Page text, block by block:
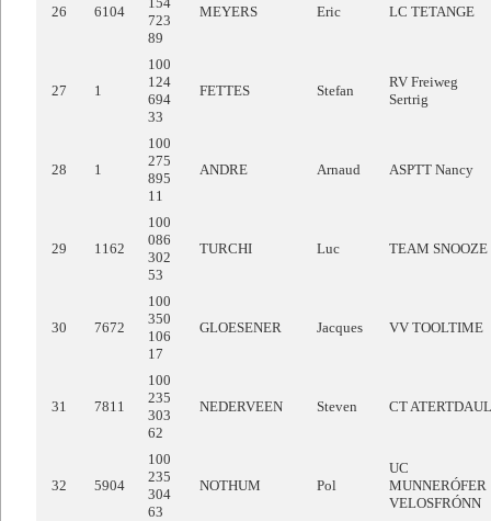
26 6104
723
89
MEYERS Eric LC TETANGE
27 1
100
124
694
33
FETTES Stefan
RV Freiweg
Sertrig
28 1
100
275
895
11
ANDRE Arnaud ASPTT Nancy
29 1162
100
086
302
53
TURCHI Luc TEAM SNOOZE
30 7672
100
350
106
17
GLOESENER Jacques VV TOOLTIME
31 7811
100
235
303
62
NEDERVEEN Steven CT ATERTDAUL
32 5904
100
235
304
63
NOTHUM Pol
UC
MUNNERÓFER
VELOSFRÓNN